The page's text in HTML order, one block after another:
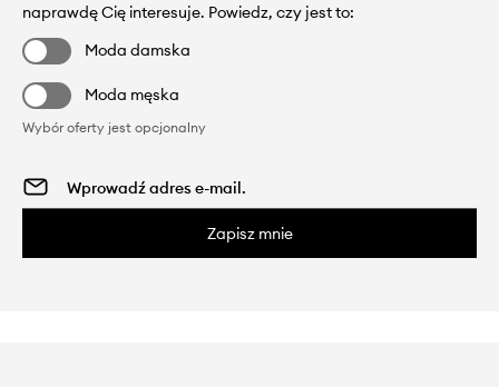
naprawdę Cię interesuje. Powiedz, czy jest to:
Moda damska
Moda męska
Wybór oferty jest opcjonalny
Zapisz mnie